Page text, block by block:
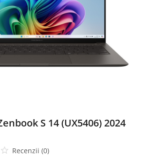
S 14 (UX5406) 2024
Recenzii (0)